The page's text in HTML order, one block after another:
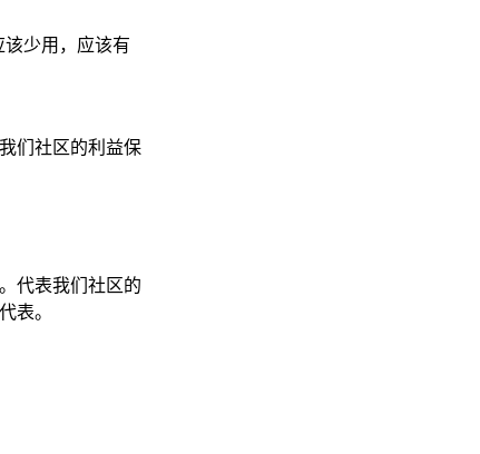
少用，应该有
们社区的利益保
代表我们社区的
表。